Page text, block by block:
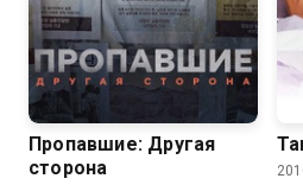
8.3 8.0
Пропавшие: Другая
сторона